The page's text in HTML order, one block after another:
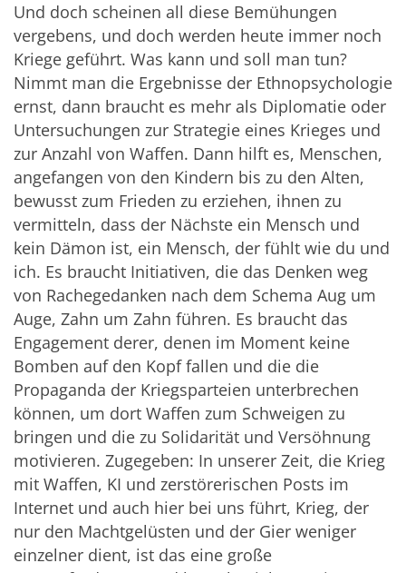
Und doch scheinen all diese Bemühungen
vergebens, und doch werden heute immer noch
Kriege geführt. Was kann und soll man tun?
Nimmt man die Ergebnisse der Ethnopsychologie
ernst, dann braucht es mehr als Diplomatie oder
Untersuchungen zur Strategie eines Krieges und
zur Anzahl von Waffen. Dann hilft es, Menschen,
angefangen von den Kindern bis zu den Alten,
bewusst zum Frieden zu erziehen, ihnen zu
vermitteln, dass der Nächste ein Mensch und
kein Dämon ist, ein Mensch, der fühlt wie du und
ich. Es braucht Initiativen, die das Denken weg
von Rachegedanken nach dem Schema Aug um
Auge, Zahn um Zahn führen. Es braucht das
Engagement derer, denen im Moment keine
Bomben auf den Kopf fallen und die die
Propaganda der Kriegsparteien unterbrechen
können, um dort Waffen zum Schweigen zu
bringen und die zu Solidarität und Versöhnung
motivieren. Zugegeben: In unserer Zeit, die Krieg
mit Waffen, KI und zerstörerischen Posts im
Internet und auch hier bei uns führt, Krieg, der
nur den Machtgelüsten und der Gier weniger
einzelner dient, ist das eine große